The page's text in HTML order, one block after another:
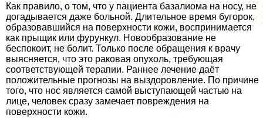
Как правило, о том, что у пациента базалиома на носу, не
догадывается даже больной. Длительное время бугорок,
образовавшийся на поверхности кожи, воспринимается
как прыщик или фурункул. Новообразование не
беспокоит, не болит. Только после обращения к врачу
выясняется, что это paковая опухоль, требующая
соответствующей терапии. Раннее лечение даёт
положительные прогнозы на выздоровление. По причине
того, что нос является самой выступающей частью на
лице, человек сразу замечает повреждения на
поверхности кожи.